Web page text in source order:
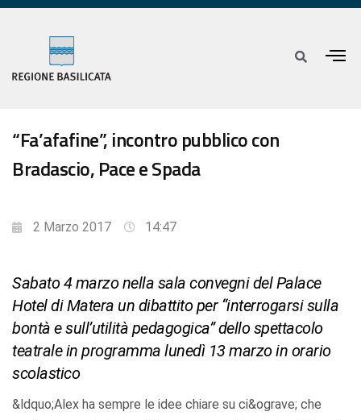
“Fa’afafine”, incontro pubblico con
Bradascio, Pace e Spada
2 Marzo 2017 14:47
Sabato 4 marzo nella sala convegni del Palace
Hotel di Matera un dibattito per “interrogarsi sulla
bontà e sull’utilità pedagogica” dello spettacolo
teatrale in programma lunedì 13 marzo in orario
scolastico
&ldquo;Alex ha sempre le idee chiare su ci&ograve; che